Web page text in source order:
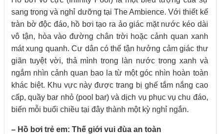
sang trọng và nghỉ dưỡng tại The Ambience. Với thiết kế
tràn bờ độc đáo, hồ bơi tạo ra ảo giác mặt nước kéo dài
vô tận, hòa vào đường chân trời hoặc cảnh quan xanh
mát xung quanh. Cư dân có thể tận hưởng cảm giác thư
giãn tuyệt vời, thả mình trong làn nước trong xanh và
ngắm nhìn cảnh quan bao la từ một góc nhìn hoàn toàn
khác biệt. Khu vực này được trang bị ghế tắm nắng cao
cấp, quầy bar nhỏ (pool bar) và dịch vụ phục vụ chu đáo,
biến mỗi buổi chiều tại đây thành một kỳ nghỉ ngắn.
– Hồ bơi trẻ em: Thế giới vui đùa an toàn